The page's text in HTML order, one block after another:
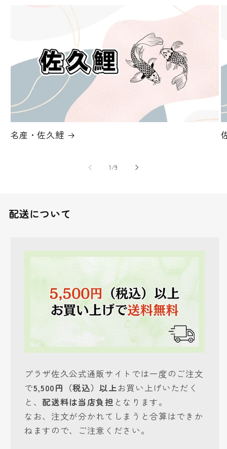
名産・佐久鯉
1/の
9
配送について
プラザ佐久公式通販サイトでは一度のご注文
で5,500円（税込）以上お買い上げいただく
と、 配送料は当店負担 となります。
なお、注文が分かれてしまうと合算はできか
ねますので、ご注意ください。